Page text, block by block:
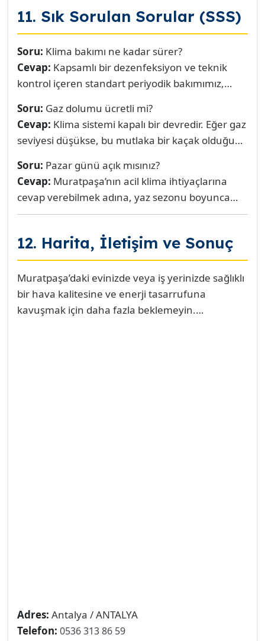
küçük bir kaçak da tespit ettiler. Sorunu kökten
çözdüler. Güvenilirliklerinden çok memnun
kaldım.”
11. Sık Sorulan Sorular (SSS)
Soru: Klima bakımı ne kadar sürer?
Cevap: Kapsamlı bir dezenfeksiyon ve teknik
kontrol içeren standart periyodik bakımımız,
ila 1.5 saat sürmektedir. Bu süre, aceleye gelmiş
bir iş değil, titizliğimizin garantisidir.
Soru: Gaz dolumu ücretli mi?
Cevap: Klima sistemi kapalı bir devredir. Eğer gaz
seviyesi düşükse, bu mutlaka bir kaçak olduğu
değildir. Önce kaçak tespit ve onarımı yapılır,
sonrasında eksik gaz (R410A veya R32) takviyesi
ayrı ücretlendirilir. Sağlam bir sisteme gaz
Soru: Pazar günü açık mısınız?
Cevap: Muratpaşa’nın acil klima ihtiyaçlarına
cevap verebilmek adına, yaz sezonu boyunca
Pazar günleri de acil servis hizmetimiz
iletişime geçiniz.
12. Harita, İletişim ve Sonuç
Muratpaşa’daki evinizde veya iş yerinizde sağlıklı
bir hava kalitesine ve enerji tasarrufuna
kavuşmak için daha fazla beklemeyin.
Adres: Antalya / ANTALYA
Telefon: 0536 313 86 59